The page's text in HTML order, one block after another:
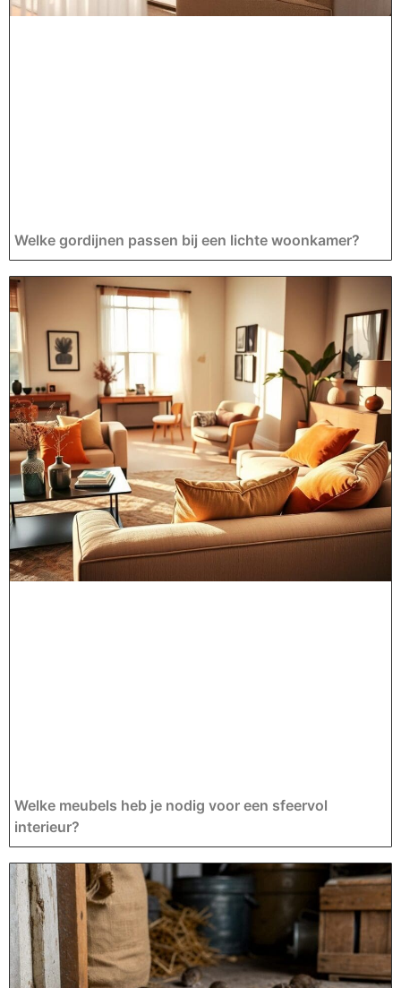
Welke gordijnen passen bij een lichte woonkamer?
Welke meubels heb je nodig voor een sfeervol
interieur?